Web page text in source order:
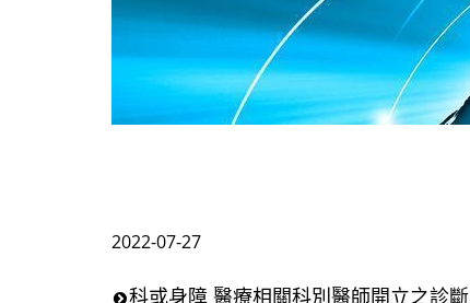
2022-07-27
科或身障 醫療相關科別醫師開立之診